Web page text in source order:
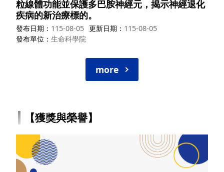
粒線體功能並保護多巴胺神經元，揭示神經退化
疾病的新治療標的。
發布日期 115-08-05 更新日期
115-08-05
發布單位
生命科學院
more
【獲獎與榮譽】